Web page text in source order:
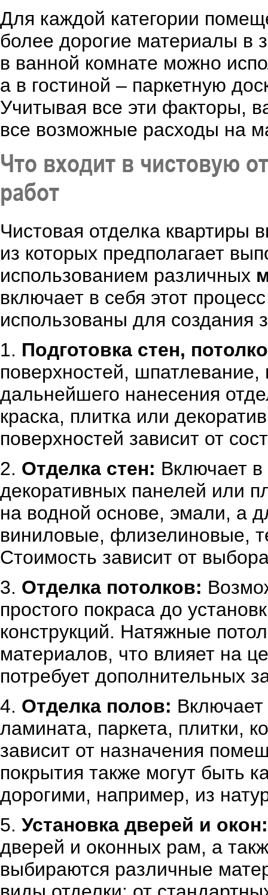
Для каждой категории
более дорогие материалы в
в ванной комнате можно
а в гостиной – паркетную
Учитывая все эти факторы,
все возможные расходы на
Что входит в чистовую
работ
Чистовая отделка квартиры
из которых предполагает
использованием различных
включает в себя этот
использованы для создания
1. Подготовка стен,
поверхностей, шпатлевание,
дальнейшего нанесения
краска, плитка или
поверхностей зависит от
2. Отделка стен: Включает в
декоративных панелей или
на водной основе, эмали, а
виниловые, флизелиновые,
Стоимость зависит от
3. Отделка потолков:
простого покраса до
конструкций. Натяжные
материалов, что влияет на
потребует дополнительных
4. Отделка полов: Включает
ламината, паркета, плитки,
зависит от назначения
покрытия также могут быть
дорогими, например, из
5. Установка дверей и окон:
дверей и оконных рам, а
выбираются различные